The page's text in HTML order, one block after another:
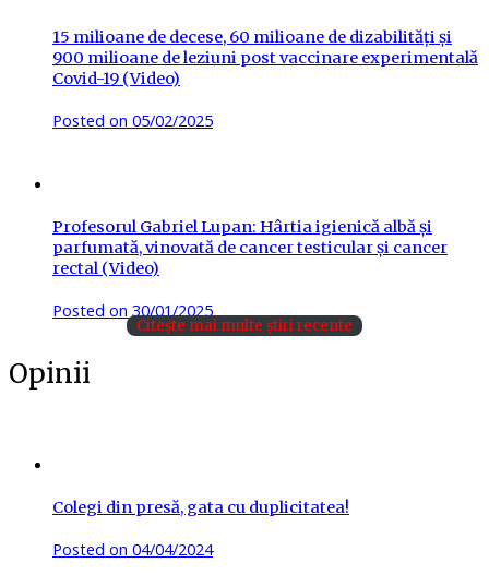
15 milioane de decese, 60 milioane de dizabilități și
900 milioane de leziuni post vaccinare experimentală
Covid-19 (Video)
Posted on 05/02/2025
Profesorul Gabriel Lupan: Hârtia igienică albă și
parfumată, vinovată de cancer testicular și cancer
rectal (Video)
Posted on30/01/2025
Citește mai multe știri recente
Opinii
Colegi din presă, gata cu duplicitatea!
Posted on 04/04/2024